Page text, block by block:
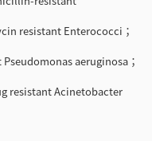
resistant Enterococci；
aeruginosa；
resistant Acinetobacter